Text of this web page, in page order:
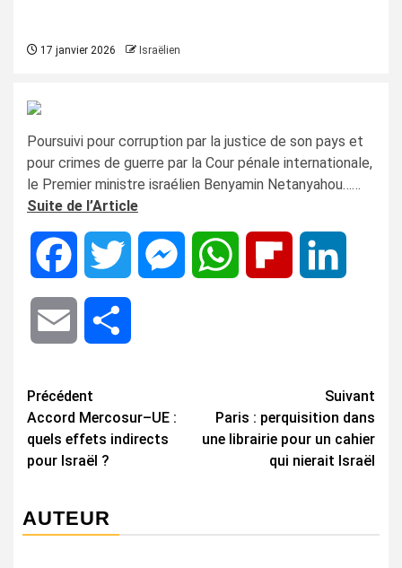
17 janvier 2026 Israëlien
Poursuivi pour corruption par la justice de son pays et
pour crimes de guerre par la Cour pénale internationale,
le Premier ministre israélien Benyamin Netanyahou……
Suite de l’Article
Facebook Twitter MessengerWhatsApp Flipboard
Email
Navigation
d’article
Précédent
Accord Mercosur–UE :
quels effets indirects
pour Israël ?
Suivant
Paris : perquisition dans
une librairie pour un cahier
qui nierait Israël
AUTEUR